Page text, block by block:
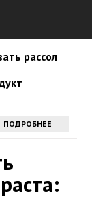
рассол
ПОДРОБНЕЕ